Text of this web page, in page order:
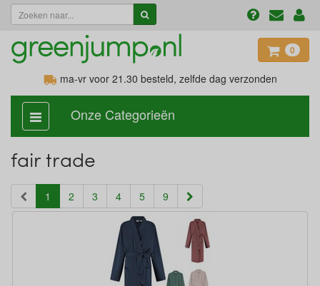
0
ma-vr voor 21.30 besteld, zelfde dag verzonden
categorie
aan,
Onze Categorieën
fair trade
1 (current)
2 3 4 5 9